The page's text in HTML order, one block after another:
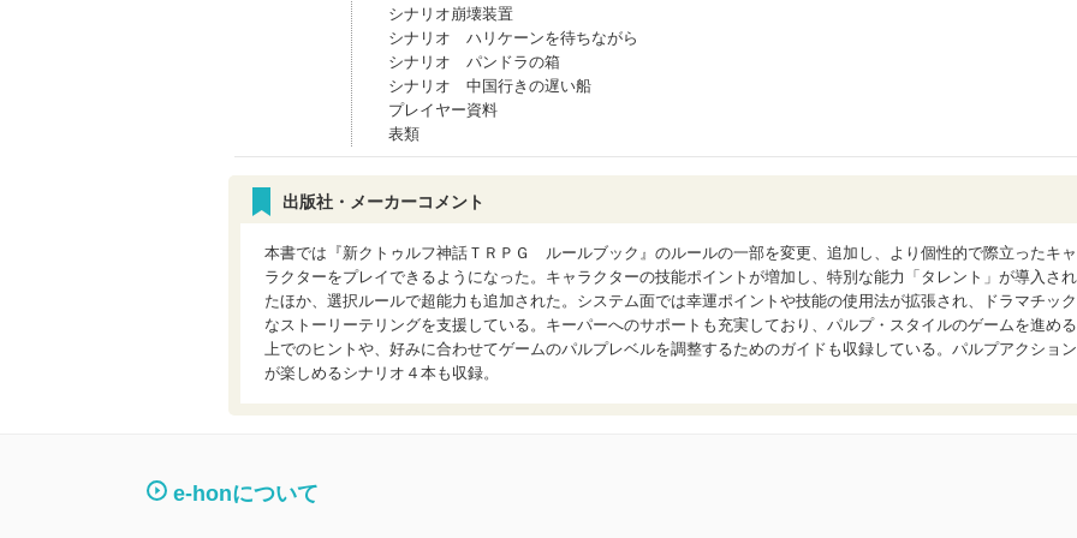
シナリオ崩壊装置
シナリオ ハリケーンを待ちながら
シナリオ パンドラの箱
シナリオ 中国行きの遅い船
プレイヤー資料
表類
出版社・メーカーコメント
本書では『新クトゥルフ神話ＴＲＰＧ ルールブック』のルールの一部を変更、追加し、より個性的で際立ったキャ
ラクターをプレイできるようになった。キャラクターの技能ポイントが増加し、特別な能力「タレント」が導入され
たほか、選択ルールで超能力も追加された。システム面では幸運ポイントや技能の使用法が拡張され、ドラマチック
なストーリーテリングを支援している。キーパーへのサポートも充実しており、パルプ・スタイルのゲームを進める
上でのヒントや、好みに合わせてゲームのパルプレベルを調整するためのガイドも収録している。パルプアクション
が楽しめるシナリオ４本も収録。
e-honについて